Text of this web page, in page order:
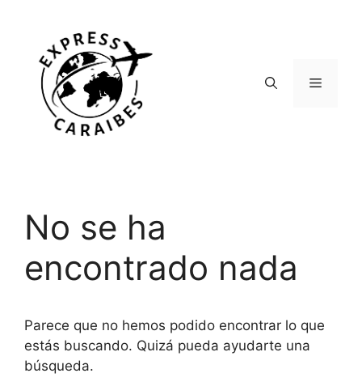
contenido
Menú
No se ha
encontrado nada
Parece que no hemos podido encontrar lo que
estás buscando. Quizá pueda ayudarte una
búsqueda.